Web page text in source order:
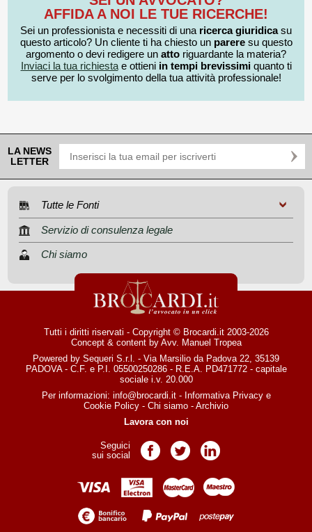
AFFIDA A NOI LE TUE RICERCHE!
Sei un professionista e necessiti di una ricerca giuridicasu
questo articolo? Un cliente ti ha chiesto un pareresu questo
argomento o devi redigere un atto riguardante la materia?
Inviaci la tua richiestae ottieni in tempi brevissimiquanto ti
serve per lo svolgimento della tua attività professionale!
LA NEWS
LETTER
Tutte le Fonti
Servizio di consulenza legale
Chi siamo
Tutti i diritti riservati - Copyright © Brocardi.it 2003-2026
Concept & content by Avv. Manuel Tropea
Powered by Sequeri S.r.l. - Via Marsilio da Padova 22, 35139
PADOVA - C.F. e P.I. 05500250286 - R.E.A. PD471772 - capitale
sociale i.v. 20.000
Per informazioni: info@brocardi.it- Informativa Privacye
Cookie Policy - Chi siamo - Archivio
Lavora con noi
Seguici
sui social
Pagina Facebook
Pagina TwitterPagina LinkedIn